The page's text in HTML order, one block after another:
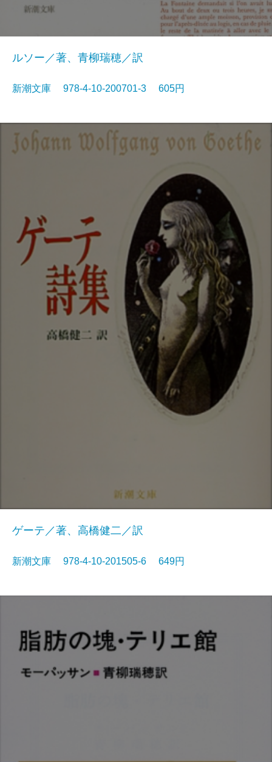
ルソー／著、青柳瑞穂／訳
新潮文庫 978-4-10-200701-3 605円
ゲーテ／著、高橋健二／訳
新潮文庫 978-4-10-201505-6 649円